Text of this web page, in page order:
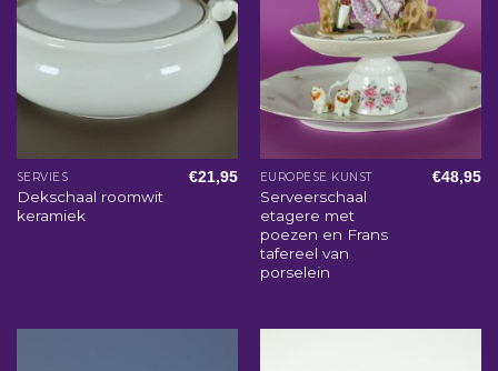
SERVIES
Dekschaal roomwit
keramiek
€21,95 EUROPESE KUNST
Serveerschaal
etagere met
poezen en Frans
tafereel van
porselein
€48,95